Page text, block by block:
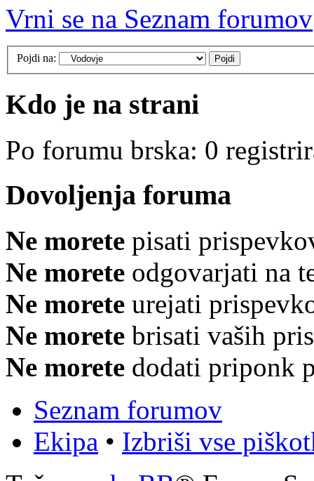
Vrni se na Seznam forumov
Pojdi na:
Kdo je na strani
Po forumu brska: 0
Dovoljenja foruma
Ne morete pisati
Ne morete odgovarjati na
Ne morete urejati
Ne morete brisati vaših
Ne morete dodati priponk
Seznam forumov
Ekipa • Izbriši vse